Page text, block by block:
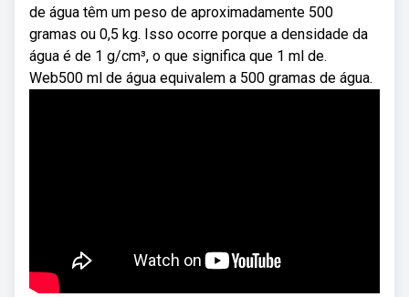
de água têm um peso de aproximadamente 500
gramas ou 0,5 kg. Isso ocorre porque a densidade da
água é de 1 g/cm³, o que significa que 1 ml de.
Web500 ml de água equivalem a 500 gramas de água.